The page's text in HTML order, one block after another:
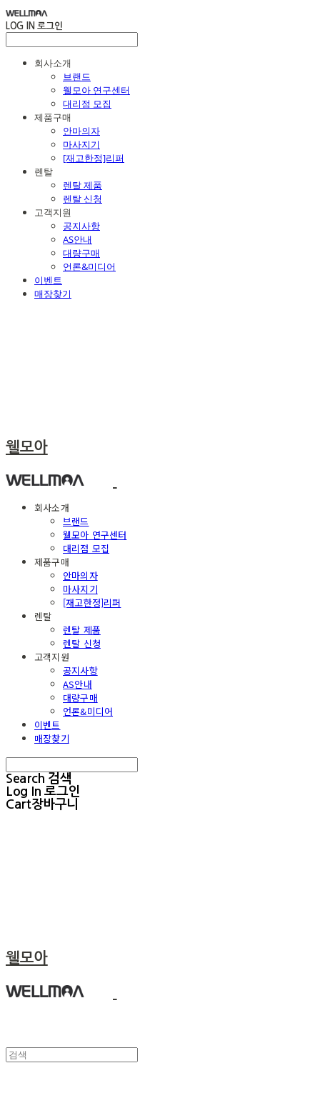
LOG IN 로그인
회사소개
브랜드
웰모아 연구센터
대리점 모집
제품구매
안마의자
마사지기
[재고한정]리퍼
렌탈
렌탈 제품
렌탈 신청
고객지원
공지사항
AS안내
대량구매
언론&미디어
이벤트
매장찾기
웰모아
회사소개
브랜드
웰모아 연구센터
대리점 모집
제품구매
안마의자
마사지기
[재고한정]리퍼
렌탈
렌탈 제품
렌탈 신청
고객지원
공지사항
AS안내
대량구매
언론&미디어
이벤트
매장찾기
Search 검색
Log In 로그인
Cart장바구니
웰모아